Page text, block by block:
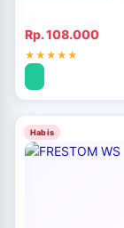
Rp. 108.000
Habis